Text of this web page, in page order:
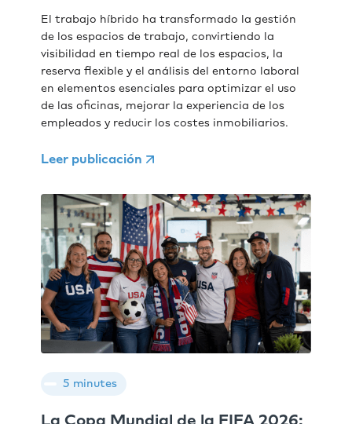
El trabajo híbrido ha transformado la gestión
de los espacios de trabajo, convirtiendo la
visibilidad en tiempo real de los espacios, la
reserva flexible y el análisis del entorno laboral
en elementos esenciales para optimizar el uso
de las oficinas, mejorar la experiencia de los
empleados y reducir los costes inmobiliarios.
Leer publicación
5 minutes